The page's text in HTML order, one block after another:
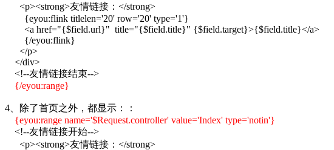
<p><strong>友情链接：</strong>
{eyou:flink titlelen='20' row='20' type='1'}
<a href="{$field.url}" title="{$field.title}" {$field.target}>{$field.title}</a>
{/eyou:flink}
</p>
</div>
<!--友情链接结束-->
{/eyou:range}
4、除了首页之外，都显示：：
{eyou:range name='$Request.controller' value='Index' type='notin'}
<!--友情链接开始-->
<p><strong>友情链接：</strong>